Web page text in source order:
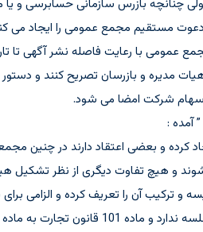
بازرس سازمانی حسابرسی و
مستقیم مجمع عمومی را ایجاد می
عمومی با رعایت فاصله نشر آگهی تا
و بازرسان تصریح کنند و
سهام شرکت امضا می شود.
و بعضی اعتقاد دارند در چنین
العاده دعوت می شوند و هیچ تفاوت دیگری از
نیز به لحاظ ترتیب ، ماده 101 که بعد از ماده 96 آمده ، هیات رئیسه